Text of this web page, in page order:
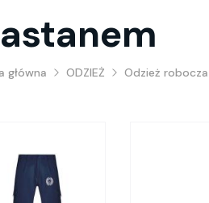
główna ODZIEŻ Odzież robocza